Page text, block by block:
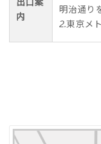
出口案
内
明治通り
2.東京メ